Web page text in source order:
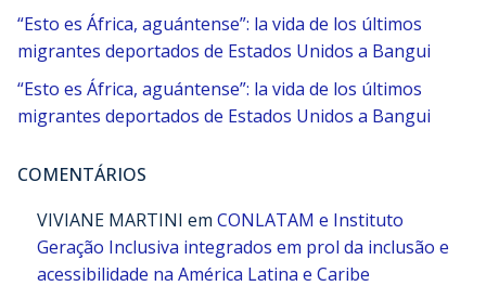
“Esto es África, aguántense”: la vida de los últimos
migrantes deportados de Estados Unidos a Bangui
“Esto es África, aguántense”: la vida de los últimos
migrantes deportados de Estados Unidos a Bangui
COMENTÁRIOS
VIVIANE MARTINI em CONLATAM e Instituto
Geração Inclusiva integrados em prol da inclusão e
acessibilidade na América Latina e Caribe